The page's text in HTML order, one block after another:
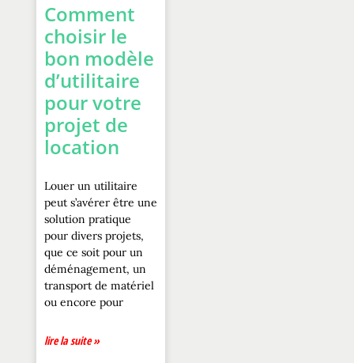
Comment
choisir le
bon modèle
d’utilitaire
pour votre
projet de
location
Louer un utilitaire
peut s’avérer être une
solution pratique
pour divers projets,
que ce soit pour un
déménagement, un
transport de matériel
ou encore pour
lire la suite »